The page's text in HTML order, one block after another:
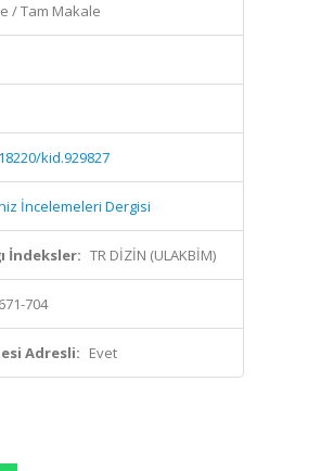
/ Tam Makale
kid.929827
İncelemeleri Dergisi
İndeksler: TR DİZİN (ULAKBİM)
704
Adresli: Evet